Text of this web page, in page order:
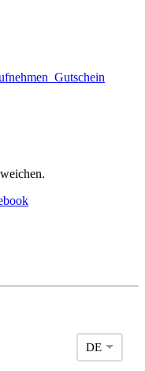
Gutschein